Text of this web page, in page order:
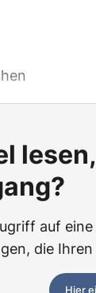
auf
die
Hier